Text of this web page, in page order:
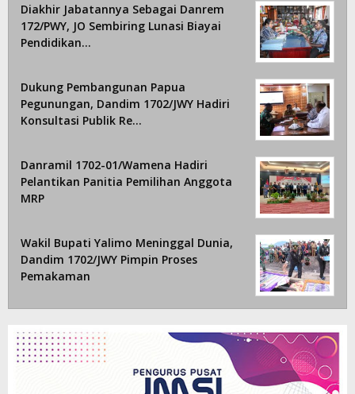
Diakhir Jabatannya Sebagai Danrem
172/PWY, JO Sembiring Lunasi Biayai
Pendidikan…
Dukung Pembangunan Papua
Pegunungan, Dandim 1702/JWY Hadiri
Konsultasi Publik Re…
Danramil 1702-01/Wamena Hadiri
Pelantikan Panitia Pemilihan Anggota
MRP
Wakil Bupati Yalimo Meninggal Dunia,
Dandim 1702/JWY Pimpin Proses
Pemakaman